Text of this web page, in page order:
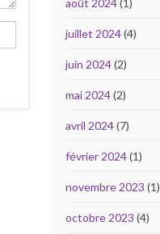
juillet 2024(4)
juin 2024(2)
mai 2024(2)
avril 2024(7)
février 2024(1)
novembre 2023 (1)
octobre 2023 (4)